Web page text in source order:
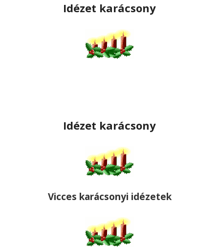
Idézet karácsony
Idézet karácsony
Vicces karácsonyi idézetek